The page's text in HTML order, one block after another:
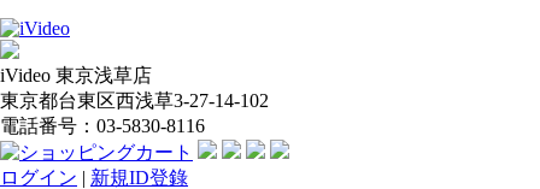
iVideo 東京浅草店
東京都台東区西浅草3-27-14-102
電話番号：03-5830-8116
ログイン | 新規ID登錄